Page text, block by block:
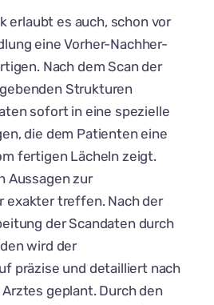
erlaubt es auch, schon vor
eine Vorher-Nachher-
Nach dem Scan der
Strukturen
sofort in eine spezielle
die dem Patienten eine
fertigen Lächeln zeigt.
Aussagen zur
exakter treffen. Nach der
der Scandaten durch
wird der
präzise und detailliert nach
geplant. Durch den